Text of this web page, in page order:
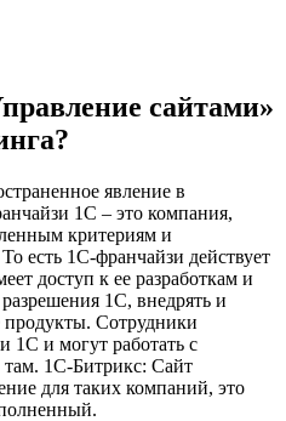
сайтами»
явление в
1С – это компания,
критериям и
есть 1С-франчайзи действует
доступ к ее разработкам и
1С, внедрять и
продукты. Сотрудники
1С и могут работать с
1С-Битрикс: Сайт
для таких компаний, это